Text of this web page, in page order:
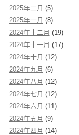
2025年二月 (5)
2025年一月 (8)
2024年十二月 (19)
2024年十一月 (17)
2024年十月 (12)
2024年九月 (6)
2024年八月 (12)
2024年七月 (12)
2024年六月 (11)
2024年五月 (9)
2024年四月 (14)